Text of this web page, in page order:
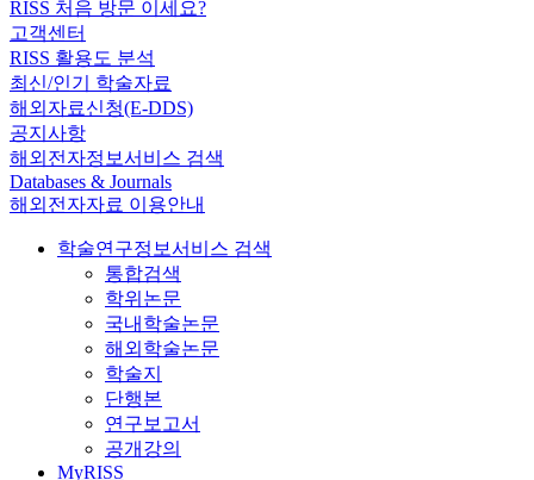
RISS 처음 방문 이세요?
고객센터
RISS 활용도 분석
최신/인기 학술자료
해외자료신청(E-DDS)
공지사항
해외전자정보서비스 검색
Databases & Journals
해외전자자료 이용안내
학술연구정보서비스 검색
통합검색
학위논문
국내학술논문
해외학술논문
학술지
단행본
연구보고서
공개강의
MyRISS